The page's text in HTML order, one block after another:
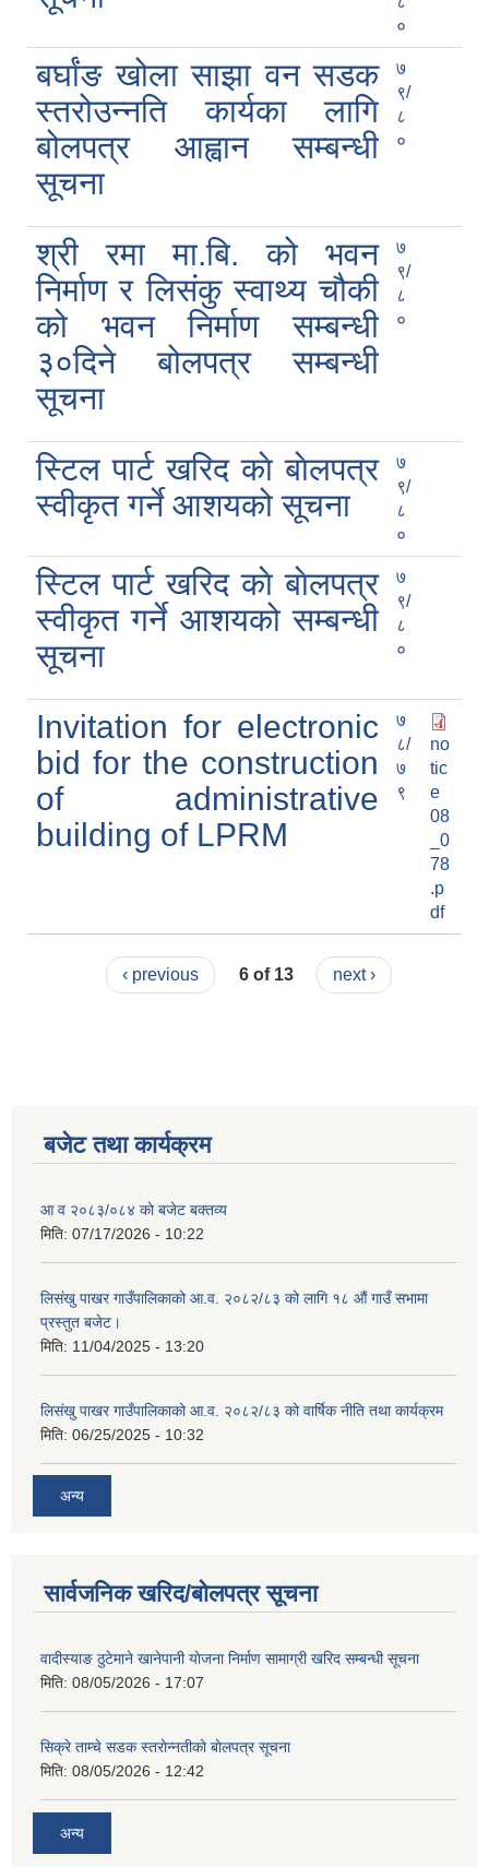
०
बर्घांङ खोला साझा वन सडक
स्तरोउन्नति कार्यका लागि
बोलपत्र आह्वान सम्बन्धी
सूचना
७
९/
८
०
श्री रमा मा.बि. को भवन
निर्माण र लिसंकु स्वाथ्य चौकी
को भवन निर्माण सम्बन्धी
३०दिने बोलपत्र सम्बन्धी
सूचना
७
९/
८
०
स्टिल पार्ट खरिद काे बाेलपत्र
स्वीकृत गर्ने आशयको सूचना
७
९/
८
०
स्टिल पार्ट खरिद काे बाेलपत्र
स्वीकृत गर्ने आशयको सम्बन्धी
सूचना
७
९/
८
०
Invitation for electronic
bid for the construction
of administrative
building of LPRM
७
८/
७
९
no
tic
e
08
_0
78
.p
df
‹ previous 6 of 13 next ›
बजेट तथा कार्यक्रम
आ व २०८३/०८४ काे बजेट बक्तव्य
मिति: 07/17/2026 - 10:22
लिसंखु पाखर गाउँपालिकाको आ.व. २०८२/८३ को लागि १८ औं गाउँ सभामा
प्रस्तुत बजेट।
मिति: 11/04/2025 - 13:20
लिसंखु पाखर गाउँपालिकाको आ.व. २०८२/८३ को वार्षिक नीति तथा कार्यक्रम
मिति: 06/25/2025 - 10:32
अन्य
सार्वजनिक खरिद/बोलपत्र सूचना
वादीस्याङ ठुटेमाने खानेपानी याेजना निर्माण सामाग्री खरिद सम्बन्धी सूचना
मिति: 08/05/2026 - 17:07
सिक्रे ताम्चे सडक स्तराेन्नतीकाे बाेलपत्र सूचना
मिति: 08/05/2026 - 12:42
अन्य